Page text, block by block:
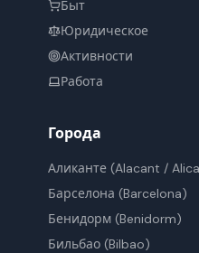
Быт
Юридическое
Активности
Работа
Города
Аликанте(Alacant /
Барселона (Barcelona)
Бенидорм(Benidorm)
Бильбао(Bilbao)